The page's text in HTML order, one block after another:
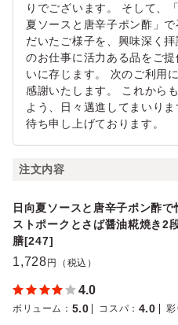
りでございます。 そして、
夏ソースと唐辛子ポン酢」
だいたご様子を、興味深く
のお仕事に活力ある品をご
いに存じます。 次のご利用
感謝いたします。 これから
よう、日々邁進してまいり
待ち申し上げております。
注文内容
日向夏ソースと唐辛子ポン酢で
ストポークとさば醤油糀焼き2
膳[247]
1,728円（税込）
4.0
ボリューム ： 5.0 コスパ ： 4.0 彩